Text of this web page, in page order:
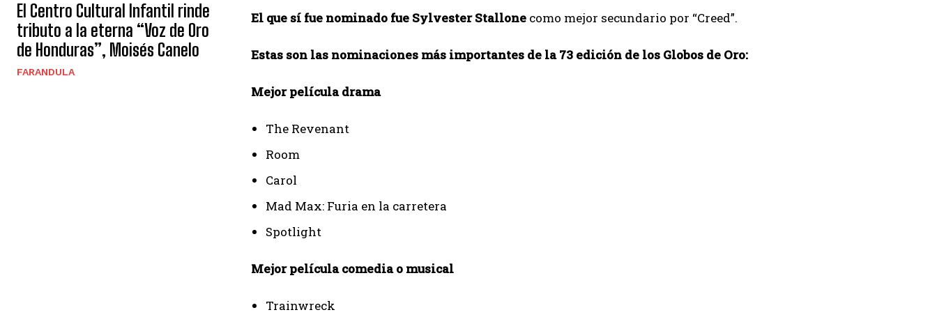
El Centro Cultural Infantil rinde
tributo a la eterna “Voz de Oro
de Honduras”, Moisés Canelo
FARANDULA
El que sí fue nominado fue Sylvester Stallone como mejor secundario por “Creed”.
Estas son las nominaciones más importantes de la 73 edición de los Globos de Oro:
Mejor película drama
The Revenant
Room
Carol
Mad Max: Furia en la carretera
Spotlight
Mejor película comedia o musical
Trainwreck